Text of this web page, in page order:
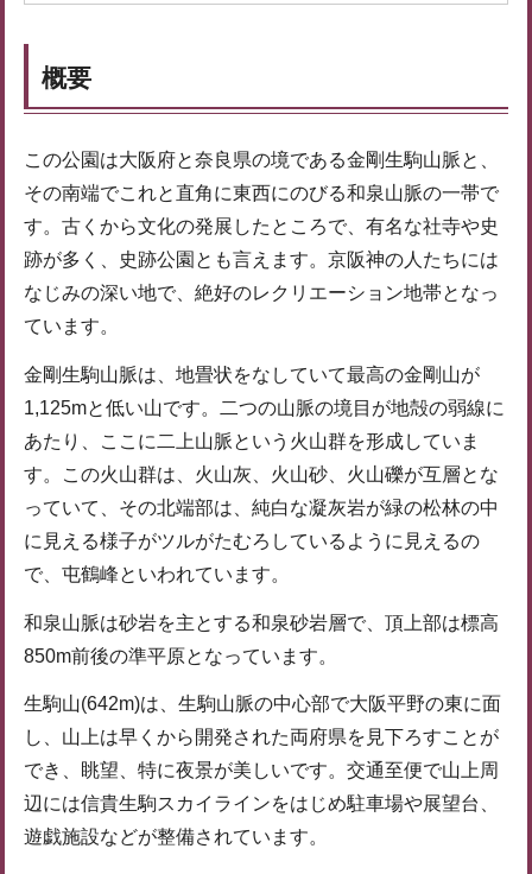
概要
この公園は大阪府と奈良県の境である金剛生駒山脈と、
その南端でこれと直角に東西にのびる和泉山脈の一帯で
す。古くから文化の発展したところで、有名な社寺や史
跡が多く、史跡公園とも言えます。京阪神の人たちには
なじみの深い地で、絶好のレクリエーション地帯となっ
ています。
金剛生駒山脈は、地畳状をなしていて最高の金剛山が
1,125mと低い山です。二つの山脈の境目が地殻の弱線に
あたり、ここに二上山脈という火山群を形成していま
す。この火山群は、火山灰、火山砂、火山礫が互層とな
っていて、その北端部は、純白な凝灰岩が緑の松林の中
に見える様子がツルがたむろしているように見えるの
で、屯鶴峰といわれています。
和泉山脈は砂岩を主とする和泉砂岩層で、頂上部は標高
850m前後の準平原となっています。
生駒山(642m)は、生駒山脈の中心部で大阪平野の東に面
し、山上は早くから開発された両府県を見下ろすことが
でき、眺望、特に夜景が美しいです。交通至便で山上周
辺には信貴生駒スカイラインをはじめ駐車場や展望台、
遊戯施設などが整備されています。